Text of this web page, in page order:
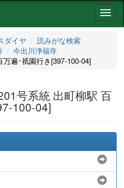
ナ
ビ
ダイヤ
読みがな検索
今出川浄福寺
遍･祇園行き[397-100-04]
号系統 出町柳駅 百
100-04]